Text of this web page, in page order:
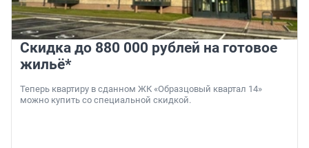
Скидка до 880 000 рублей на готовое
жильё*
Теперь квартиру в сданном ЖК «Образцовый квартал 14»
можно купить со специальной скидкой.